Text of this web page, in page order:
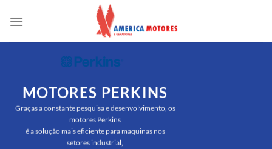
MOTORES PERKINS
Graças a constante pesquisa e desenvolvimento, os
motores Perkins
é a solução mais eficiente para maquinas nos
setores industrial,